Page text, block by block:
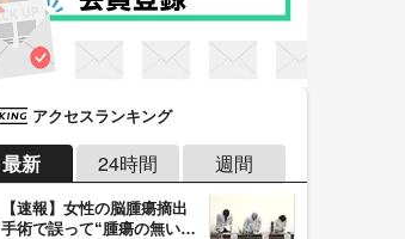
アクセスランキング
最新 24時間 週間
【速報】女性の脳腫瘍摘出
手術で誤って“腫瘍の無い部